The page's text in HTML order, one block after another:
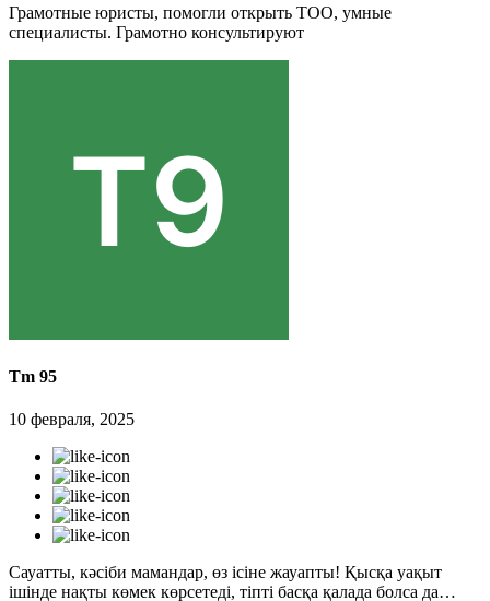
Грамотные юристы, помогли открыть ТОО, умные
специалисты. Грамотно консультируют
Tm 95
10 февраля, 2025
Сауатты, кәсіби мамандар, өз ісіне жауапты! Қысқа уақыт
ішінде нақты көмек көрсетеді, тіпті басқа қалада болса да…